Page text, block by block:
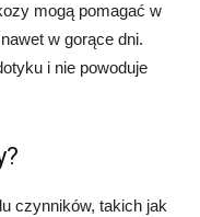
mogą pomagać w
w gorące dni.
i nie powoduje
czynników, takich jak